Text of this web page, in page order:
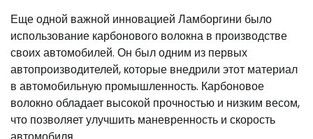
Еще одной важной инновацией Ламборгини было
использование карбонового волокна в производстве
своих автомобилей. Он был одним из первых
автопроизводителей, которые внедрили этот материал
в автомобильную промышленность. Карбоновое
волокно обладает высокой прочностью и низким весом,
что позволяет улучшить маневренность и скорость